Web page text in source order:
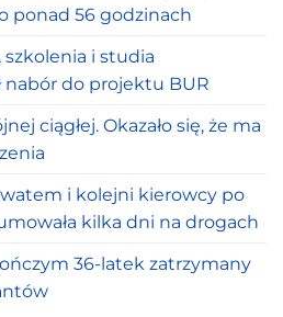
ponad 56 godzinach
i studia
nabór do projektu BUR
ciągłej. Okazało się, że ma
i kolejni kierowcy po
kilka dni na drogach
36-latek zatrzymany